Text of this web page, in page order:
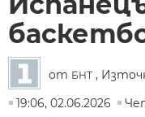
от БНТ ,
19:06, 02.06.2026